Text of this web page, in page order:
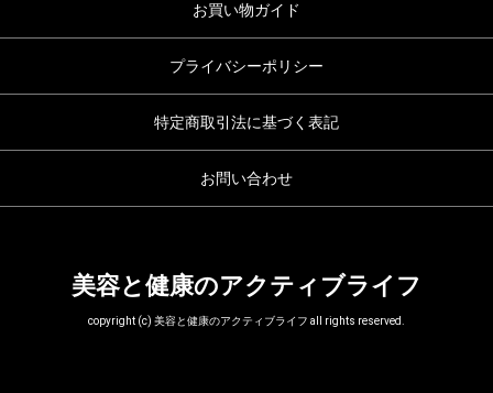
お買い物ガイド
プライバシーポリシー
特定商取引法に基づく表記
お問い合わせ
美容と健康のアクティブライフ
copyright (c) 美容と健康のアクティブライフ all rights reserved.